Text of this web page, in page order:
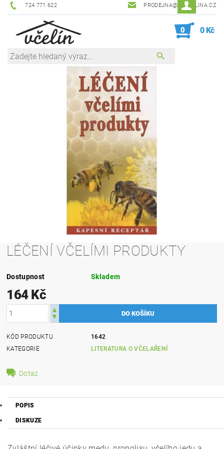
724 771 622 PRODEJNA@ZEVCELINA.CZ
0 0 Kč
LÉČENÍ VČELÍMI PRODUKTY
Dostupnost Skladem
164 Kč
KÓD PRODUKTU
1642
KATEGORIE
LITERATURA O VČELAŘENÍ
Dotaz
POPIS
DISKUZE